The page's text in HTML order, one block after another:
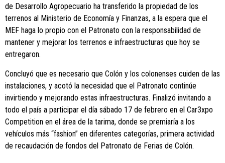
de Desarrollo Agropecuario ha transferido la propiedad de los
terrenos al Ministerio de Economía y Finanzas, a la espera que el
MEF haga lo propio con el Patronato con la responsabilidad de
mantener y mejorar los terrenos e infraestructuras que hoy se
entregaron.
Concluyó que es necesario que Colón y los colonenses cuiden de las
instalaciones, y acotó la necesidad que el Patronato continúe
invirtiendo y mejorando estas infraestructuras. Finalizó invitando a
todo el país a participar el día sábado 17 de febrero en el Car3xpo
Competition en el área de la tarima, donde se premiaría a los
vehículos más “fashion” en diferentes categorías, primera actividad
de recaudación de fondos del Patronato de Ferias de Colón.